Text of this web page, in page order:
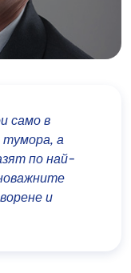
само в
тумора, а
по най-
и